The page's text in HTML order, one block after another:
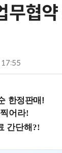
무협
17:55
한정판매!